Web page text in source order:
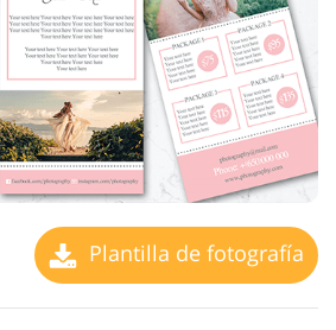
Plantilla de fotografía